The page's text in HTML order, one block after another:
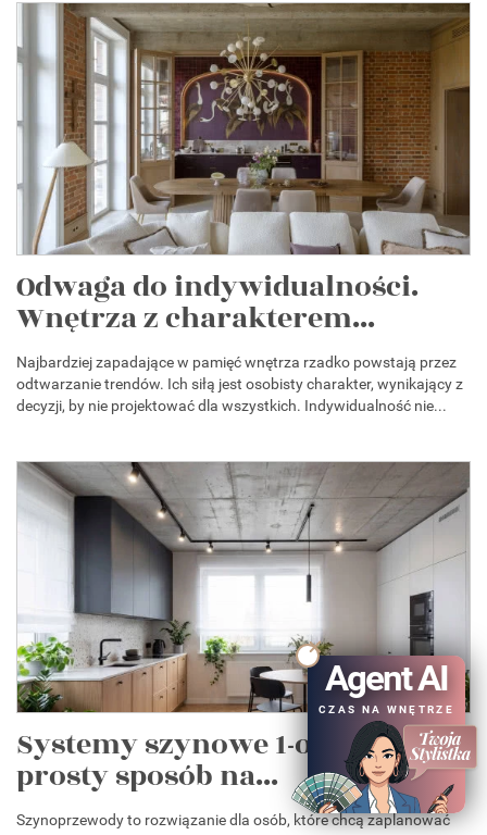
Odwaga do indywidualności.
Wnętrza z charakterem...
Najbardziej zapadające w pamięć wnętrza rzadko powstają przez
odtwarzanie trendów. Ich siłą jest osobisty charakter, wynikający z
decyzji, by nie projektować dla wszystkich. Indywidualność nie...
Systemy szynowe 1-obwodowe –
prosty sposób na...
Szynoprzewody to rozwiązanie dla osób, które chcą zaplanować
Agent AI
CZAS NA WNĘTRZE